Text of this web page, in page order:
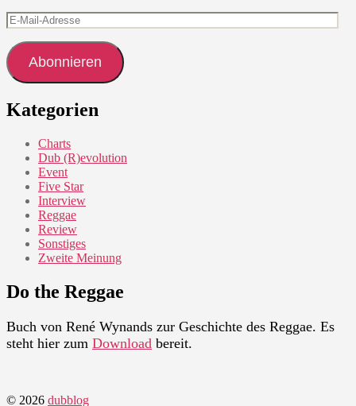
E-
Mail-
Adresse
Abonnieren
Kategorien
Charts
Dub (R)evolution
Event
Five Star
Interview
Reggae
Review
Sonstiges
Zweite Meinung
Do the Reggae
Buch von René Wynands zur Geschichte des Reggae. Es
steht hier zum Download bereit.
© 2026 dubblog